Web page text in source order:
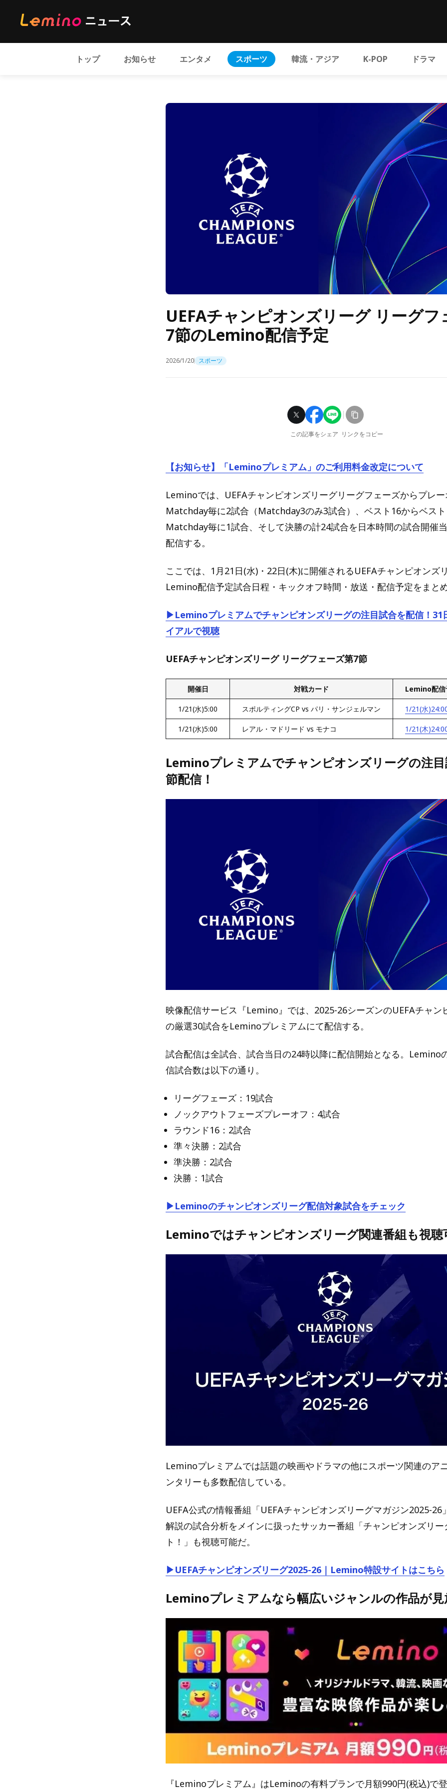
トップ お知らせ エンタメ スポーツ 韓流・アジア K-POP ドラマ
UEFAチャンピオンズリーグ リーグフ
7節のLemino配信予定
2026/1/20 スポーツ
この記事をシェア リンクをコピー
【お知らせ】「Leminoプレミアム」のご利用料金改定について
Leminoでは、UEFAチャンピオンズリーグリーグフェーズからプレ
Matchday毎に2試合（Matchday3のみ3試合）、ベスト16からベス
Matchday毎に1試合、そして決勝の計24試合を日本時間の試合開催
配信する。
ここでは、1月21日(水)・22日(木)に開催されるUEFAチャンピオンズ
Lemino配信予定試合日程・キックオフ時間・放送・配信予定をまと
▶Leminoプレミアムでチャンピオンズリーグの注目試合を配信！31
イアルで視聴
UEFAチャンピオンズリーグ リーグフェーズ第7節
開催日 対戦カード Lemino配信
1/21(水)5:00 スポルティングCP vs パリ・サンジェルマン 1/21(水
1/21(水)5:00 レアル・マドリード vs モナコ 1/21(木
Leminoプレミアムでチャンピオンズリーグの注
節配信！
映像配信サービス『Lemino』では、2025-26シーズンのUEFAチャン
の厳選30試合をLeminoプレミアムにて配信する。
試合配信は全試合、試合当日の24時以降に配信開始となる。Lemino
信試合数は以下の通り。
リーグフェーズ：19試合
ノックアウトフェーズプレーオフ：4試合
ラウンド16：2試合
準々決勝：2試合
準決勝：2試合
決勝：1試合
▶Leminoのチャンピオンズリーグ配信対象試合をチェック
Leminoではチャンピオンズリーグ関連番組も視聴
Leminoプレミアムでは話題の映画やドラマの他にスポーツ関連のア
ンタリーも多数配信している。
UEFA公式の情報番組「UEFAチャンピオンズリーグマガジン2025-26
解説の試合分析をメインに扱ったサッカー番組「チャンピオンズリ
ト！」も視聴可能だ。
▶UEFAチャンピオンズリーグ2025-26｜Lemino特設サイトはこちら
Leminoプレミアムなら幅広いジャンルの作品が見
『Leminoプレミアム』はLeminoの有料プランで月額990円(税込)で